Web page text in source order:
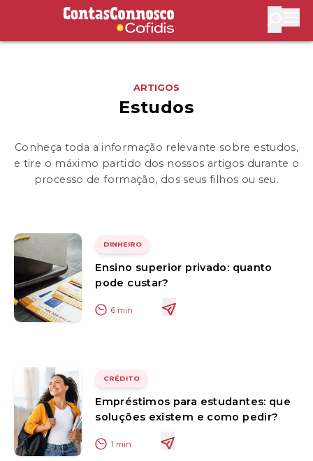
Contas Connosco by Cofidis
ARTIGOS
Estudos
Conheça toda a informação relevante sobre estudos,
e tire o máximo partido dos nossos artigos durante o
processo de formação, dos seus filhos ou seu.
DINHEIRO
Ensino superior privado: quanto
pode custar?
6 min
CRÉDITO
Empréstimos para estudantes: que
soluções existem e como pedir?
1 min